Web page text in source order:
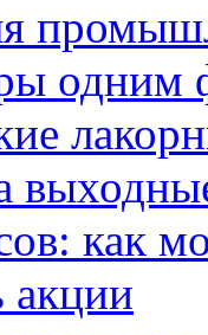
одним
как
акции